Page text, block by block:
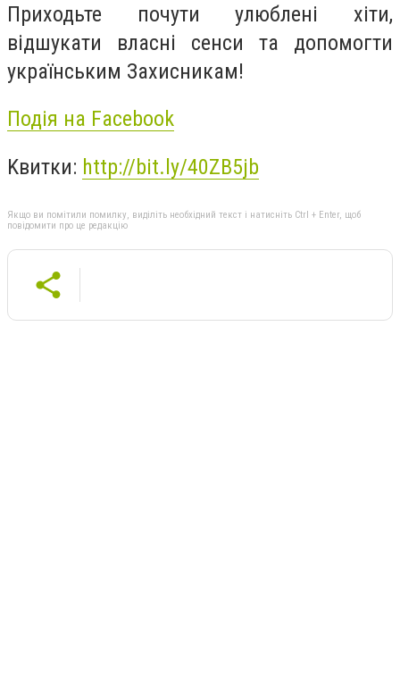
Приходьте почути улюблені хіти,
відшукати власні сенси та допомогти
українським Захисникам!
Подія на Facebook
Kвитки: http://bit.ly/40ZB5jb
Якщо ви помітили помилку, виділіть необхідний текст і натисніть Ctrl + Enter, щоб
повідомити про це редакцію